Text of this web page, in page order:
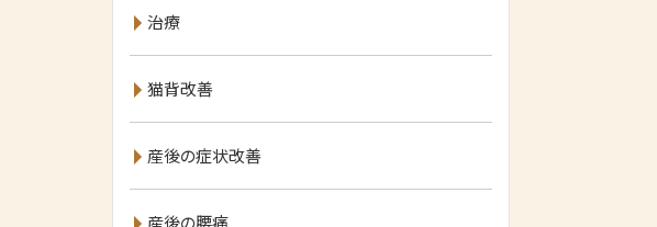
治療
猫背改善
産後の症状改善
産後の腰痛